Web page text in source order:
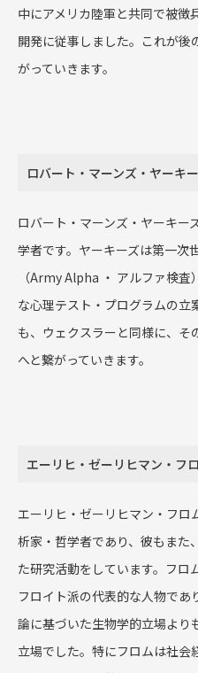
中にアメリカ陸軍と共同で被徴
開発に従事しました。これが
がっていきます。
ロバート・マーンズ・ヤーキ
ロバート・マーンズ・ヤーキー
学者です。ヤーキーズは第一次
（Army Alpha ・ アルファ検
な心理テスト・プログラムの立
も、ウェクスラーと同様に、
へと繋がっていきます。
エーリヒ・ゼーリヒマン・フ
エーリヒ・ゼーリヒマン・フロ
析家・哲学者であり、彼もまた
た研究活動をしています。フロ
フロイト派の代表的な人物であ
論に基づいた生物学的立場より
立場でした。特にフロムは社